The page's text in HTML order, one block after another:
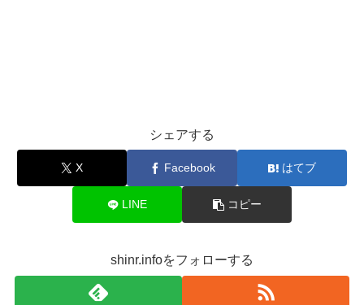
シェアする
X Facebook はてブ
LINE コピー
shinr.infoをフォローする